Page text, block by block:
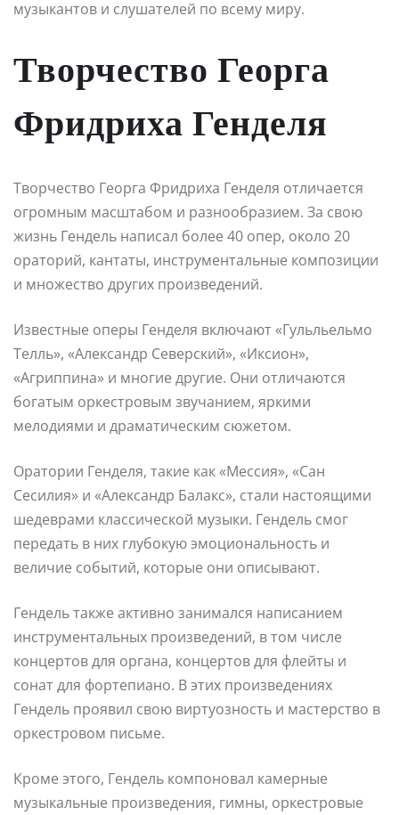
музыкантов и слушателей по всему миру.
Творчество Георга
Фридриха Генделя
Творчество Георга Фридриха Генделя отличается
огромным масштабом и разнообразием. За свою
жизнь Гендель написал более 40 опер, около 20
ораторий, кантаты, инструментальные композиции
и множество других произведений.
Известные оперы Генделя включают «Гульльельмо
Телль», «Александр Северский», «Иксион»,
«Агриппина» и многие другие. Они отличаются
богатым оркестровым звучанием, яркими
мелодиями и драматическим сюжетом.
Оратории Генделя, такие как «Мессия», «Сан
Сесилия» и «Александр Балакс», стали настоящими
шедеврами классической музыки. Гендель смог
передать в них глубокую эмоциональность и
величие событий, которые они описывают.
Гендель также активно занимался написанием
инструментальных произведений, в том числе
концертов для органа, концертов для флейты и
сонат для фортепиано. В этих произведениях
Гендель проявил свою виртуозность и мастерство в
оркестровом письме.
Кроме этого, Гендель компоновал камерные
музыкальные произведения, гимны, оркестровые